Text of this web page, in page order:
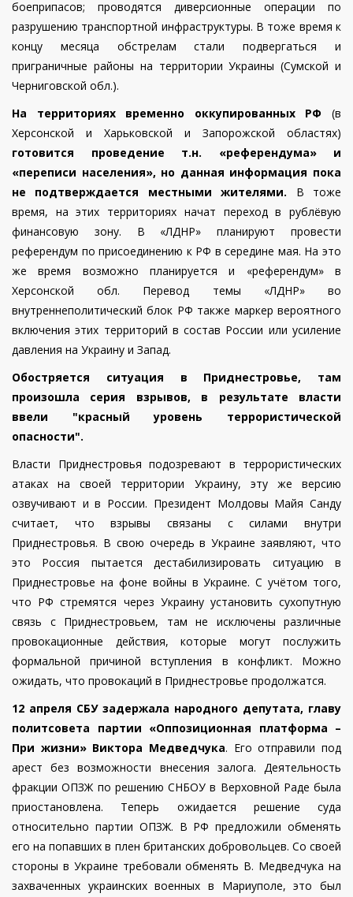
боеприпасов; проводятся диверсионные операции по
разрушению транспортной инфраструктуры. В тоже время к
концу месяца обстрелам стали подвергаться и
приграничные районы на территории Украины (Сумской и
Черниговской обл.).
На территориях временно оккупированных РФ (в
Херсонской и Харьковской и Запорожской областях)
готовится проведение т.н. «референдума» и
«переписи населения», но данная информация пока
не подтверждается местными жителями. В тоже
время, на этих территориях начат переход в рублёвую
финансовую зону. В «ЛДНР» планируют провести
референдум по присоединению к РФ в середине мая. На это
же время возможно планируется и «референдум» в
Херсонской обл.
Перевод темы «ЛДНР» во
внутреннеполитический блок РФ также маркер вероятного
включения этих территорий в состав России или усиление
давления на Украину и Запад.
Обостряется ситуация в Приднестровье, там
произошла серия взрывов, в результате власти
ввели "красный уровень террористической
опасности".
Власти Приднестровья подозревают в террористических
атаках на своей территории Украину, эту же версию
озвучивают и в России. Президент Молдовы Майя Санду
считает, что взрывы связаны с силами внутри
Приднестровья. В свою очередь в Украине заявляют, что
это Россия пытается дестабилизировать ситуацию в
Приднестровье на фоне войны в Украине. С учётом того,
что РФ стремятся через Украину установить сухопутную
связь с Приднестровьем, там не исключены различные
провокационные действия, которые могут послужить
формальной причиной вступления в конфликт. Можно
ожидать, что провокаций в Приднестровье продолжатся.
12 апреля СБУ задержала народного депутата, главу
политсовета партии «Оппозиционная платформа –
При жизни» Виктора Медведчука. Его отправили под
арест без возможности внесения залога. Деятельность
фракции ОПЗЖ по решению СНБОУ в Верховной Раде была
приостановлена. Теперь ожидается решение суда
относительно партии ОПЗЖ. В РФ предложили обменять
его на попавших в плен британских добровольцев. Со своей
стороны в Украине требовали обменять В. Медведчука на
захваченных украинских военных в Мариуполе, это был